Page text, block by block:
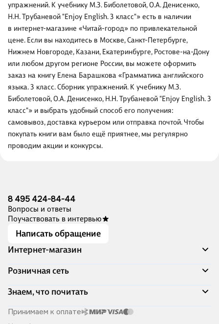
упражнений. К учебнику М.З. Биболетовой, О.А. Денисенко,
Н.Н. Трубаневой "Enjoy English. 3 класс"» есть в наличии
в интернет-магазине «Читай-город» по привлекательной
цене. Если вы находитесь в Москве, Санкт-Петербурге,
Нижнем Новгороде, Казани, Екатеринбурге, Ростове-на-Дону
или любом другом регионе России, вы можете оформить
заказ на книгу Елена Барашкова «Грамматика английского
языка. 3 класс. Сборник упражнений. К учебнику М.З.
Биболетовой, О.А. Денисенко, Н.Н. Трубаневой "Enjoy English. 3
класс"» и выбрать удобный способ его получения:
самовывоз, доставка курьером или отправка почтой. Чтобы
покупать книги вам было ещё приятнее, мы регулярно
проводим акции и конкурсы.
8 495 424-84-44
Вопросы и ответы
Поучаствовать в интервью
Написать обращение
Интернет-магазин
Акции
Доставка и оплата
Программа лояльности
Подарочные сертификаты
Правила продажи
Розничная сеть
Адреса магазинов
Книжный Дозор
О компании
Читай-город для бизнеса
Знаем, что почитать
Скоро в продаже
Принимаем к оплате